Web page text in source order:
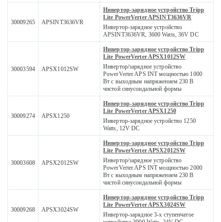
30009265 APSINT3636VR
Инвертор-зарядное устройство Tripp
Lite PowerVerter APSINT3636VR
Инвертор-зарядное устройство
APSINT3636VR, 3600 Watts, 36V DC
30003594 APSX1012SW
Инвертор-зарядное устройство Tripp
Lite PowerVerter APSX1012SW
Инвертор/зарядное устройство
PowerVerter APS INT мощностью 1000
Вт с выходным напряжением 230 В
чистой синусоидальной формы
30009274 APSX1250
Инвертор-зарядное устройство Tripp
Lite PowerVerter APSX1250
Инвертор-зарядное устройство 1250
Watts, 12V DC
30003608 APSX2012SW
Инвертор-зарядное устройство Tripp
Lite PowerVerter APSX2012SW
Инвертор/зарядное устройство
PowerVerter APS INT мощностью 2000
Вт с выходным напряжением 230 В
чистой синусоидальной формы
30009268 APSX3024SW
Инвертор-зарядное устройство Tripp
Lite PowerVerter APSX3024SW
Инвертор-зарядное 3-х ступенчатое